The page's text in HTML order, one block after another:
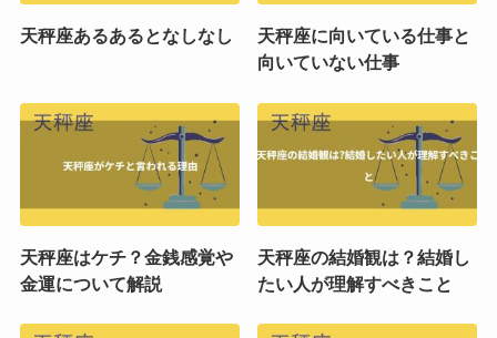
天秤座あるあるとなしなし
天秤座に向いている仕事と
向いていない仕事
天秤座はケチ？金銭感覚や
金運について解説
天秤座の結婚観は？結婚し
たい人が理解すべきこと